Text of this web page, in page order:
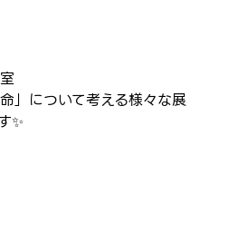
」について考える様々な展
✨️